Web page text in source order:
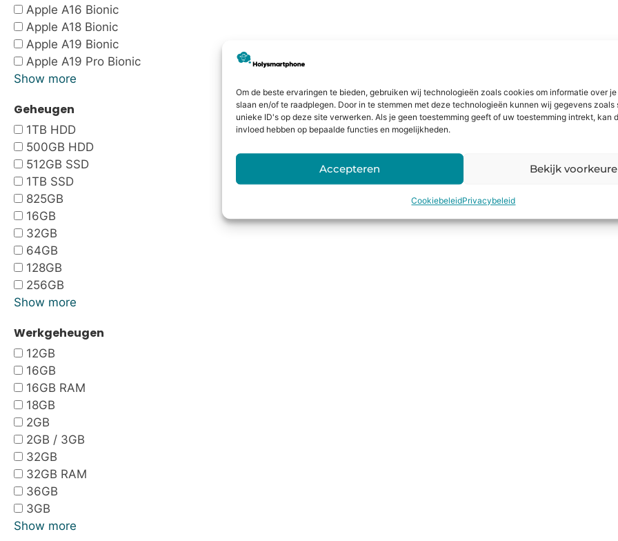
Om de beste ervaringen te bieden, gebruiken wij technologieën zoals cookies om informatie over
slaan en/of te raadplegen. Door in te stemmen met deze technologieën kunnen wij gegevens zoals
unieke ID's op deze site verwerken. Als je geen toestemming geeft of uw toestemming intrekt, kan
invloed hebben op bepaalde functies en mogelijkheden.
Accepteren Bekijk
CookiebeleidPrivacybeleid
Apple A16 Bionic
Apple A18 Bionic
Apple A19 Bionic
Apple A19 Pro Bionic
Show more
Geheugen
1TB HDD
500GB HDD
512GB SSD
1TB SSD
825GB
16GB
32GB
64GB
128GB
256GB
Show more
Werkgeheugen
12GB
16GB
16GB RAM
18GB
2GB
2GB / 3GB
32GB
32GB RAM
36GB
3GB
Show more